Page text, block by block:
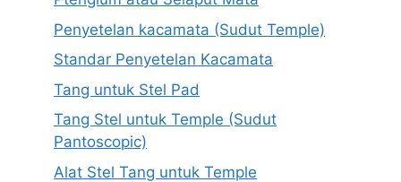
Penyetelan kacamata (Sudut Temple)
Standar Penyetelan Kacamata
Tang untuk Stel Pad
Tang Stel untuk Temple (Sudut
Pantoscopic)
Alat Stel Tang untuk Temple